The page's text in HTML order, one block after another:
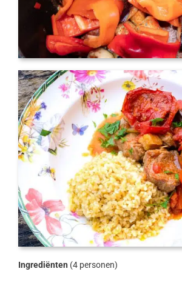
Ingrediënten (4 personen)